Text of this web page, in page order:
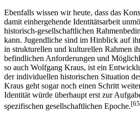
Ebenfalls wissen wir heute, dass das
damit einhergehende Identitätsarbeit
historisch-gesellschaftlichen
kann. Jugendliche sind im Hinblick auf
in strukturellen und kulturellen Rahmen
befindlichen Anforderungen und
so auch Wolfgang Kraus, ist ein
der individuellen historischen Situation
Kraus geht sogar noch einen Schritt
Identität würde überhaupt erst zur
spezifischen gesellschaftlichen Epoche.